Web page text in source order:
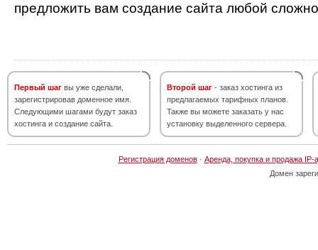
предложить вам создание сайта любой
Первый шаг вы уже сделали,
зарегистрировав доменное имя.
Следующими шагами будут заказ
хостинга и создание сайта.
Второй шаг - заказ хостинга из
предлагаемых тарифных планов.
Также вы можете заказать у нас
установку выделенного сервера.
Регистрация доменов· Аренда, покупка и продажа IP-
Домен